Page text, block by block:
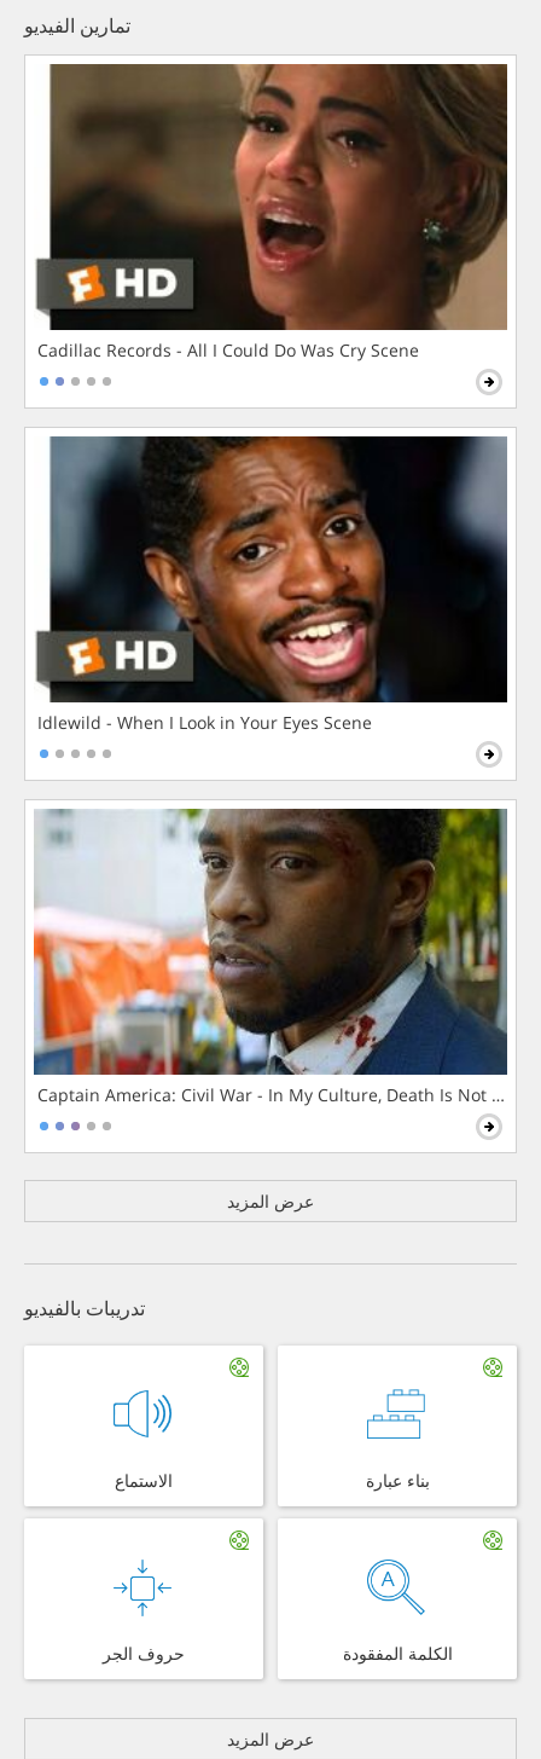
تمارين الفيديو
Cadillac Records - All I Could Do Was Cry Scene
Idlewild - When I Look in Your Eyes Scene
Captain America: Civil War - In My Culture, Death Is Not The
عرض المزيد
تدريبات بالفيديو
الاستماع بناء عبارة
حروف الجر الكلمة المفقودة
عرض المزيد